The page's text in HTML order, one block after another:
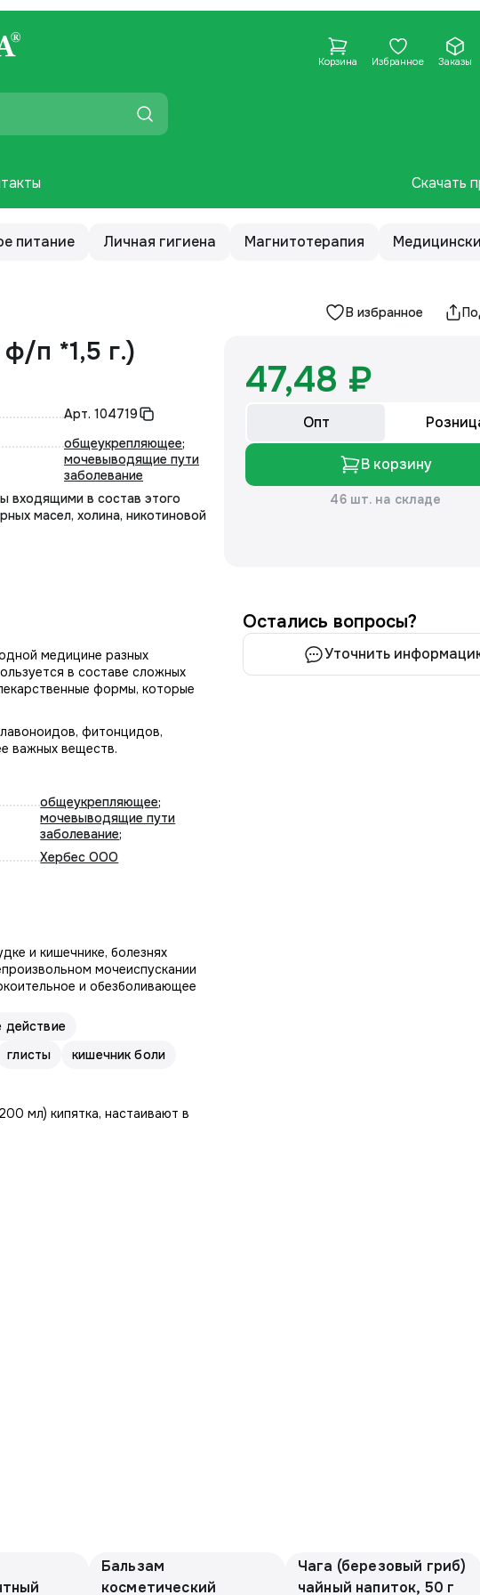
Корзина Избранное Заказы
Скачать
питание Личная гигиена Магнитотерапия
В избранное
Арт. 104719
общеукрепляющее;
мочевыводящие пути
заболевание
входящими в состав этого
масел, холина, никотиновой
47,48 ₽
Опт
В корзину
46 шт. на складе
медицине разных
в составе сложных
формы, которые
фитонцидов,
важных веществ.
общеукрепляющее;
мочевыводящие пути
заболевание;
Хербес ООО
и кишечнике, болезнях
мочеиспускании
и обезболивающее
действие
глисты кишечник боли
мл) кипятка, настаивают в
Остались вопросы?
Уточнить
Бальзам
косметический
Чага (березовый гриб)
чайный напиток, 50 г